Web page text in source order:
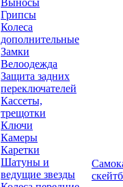
Выносы
Грипсы
Колеса
дополнительные
Замки
Велоодежда
Защита задних
переключателей
Кассеты,
трещотки
Ключи
Камеры
Каретки
Шатуны и
ведущие звезды